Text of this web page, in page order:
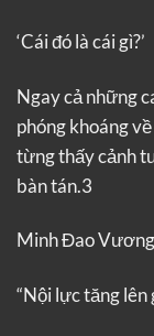
‘Cái đó là cái gì?’
Ngay cả những
phóng khoáng
từng thấy cảnh
bàn tán.3
Minh Đao
“Nội lực tăng lên